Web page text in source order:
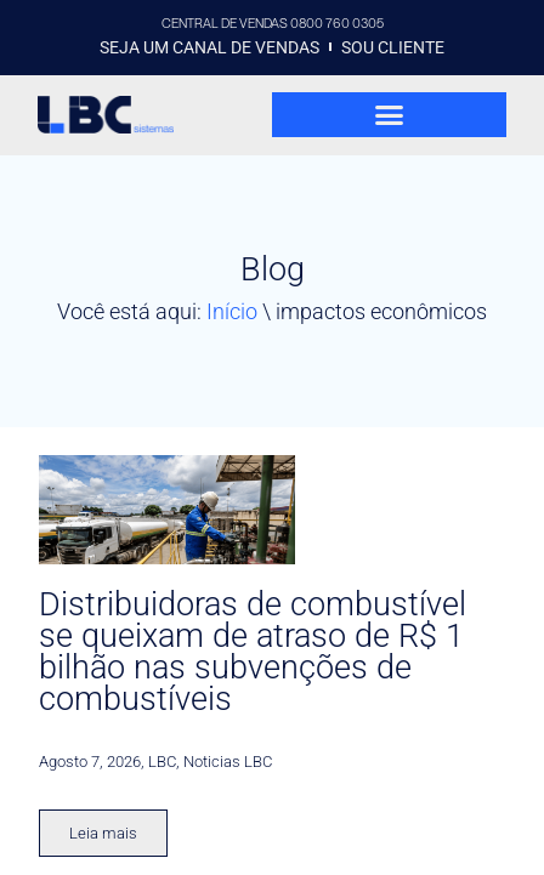
CENTRAL DE VENDAS 0800 760 0305
SEJA UM CANAL DE VENDAS SOU CLIENTE
Blog
Você está aqui: Início\ impactos econômicos
Distribuidoras de combustível
se queixam de atraso de R$ 1
bilhão nas subvenções de
combustíveis
Agosto 7, 2026 LBC Noticias LBC
Leia mais